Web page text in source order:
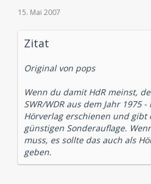
15. Mai 2007
Zitat
Original von pops
Wenn du damit HdR meinst,
SWR/WDR aus dem Jahr 1975
Hörverlag erschienen und gibt
günstigen Sonderauflage.
muss, es sollte das auch als
geben.